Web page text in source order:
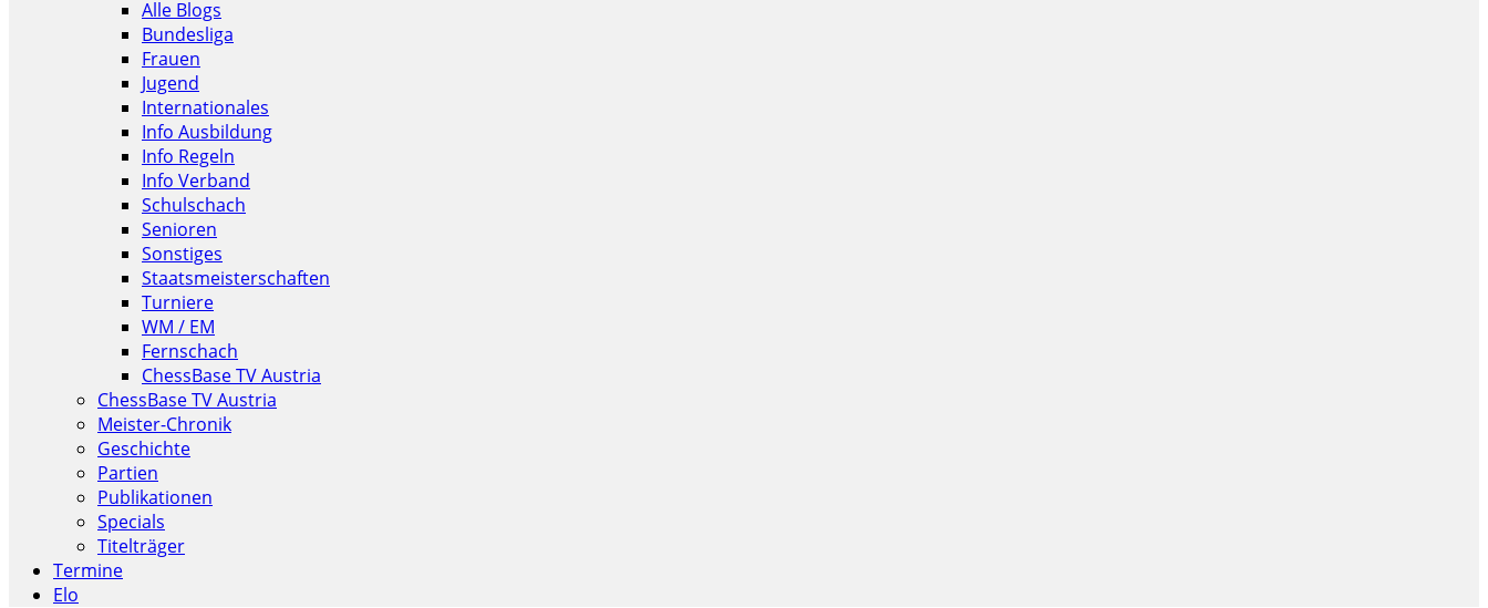
Alle Blogs
Bundesliga
Frauen
Jugend
Internationales
Info Ausbildung
Info Regeln
Info Verband
Schulschach
Senioren
Sonstiges
Staatsmeisterschaften
Turniere
WM / EM
Fernschach
ChessBase TV Austria
ChessBase TV Austria
Meister-Chronik
Geschichte
Partien
Publikationen
Specials
Titelträger
Termine
Elo